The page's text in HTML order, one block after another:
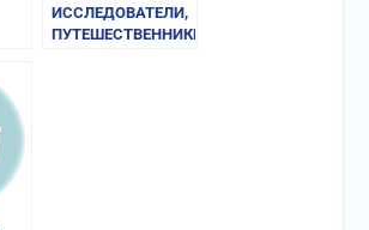
ИССЛЕДОВАТЕЛИ,
ПУТЕШЕСТВЕННИКИ,